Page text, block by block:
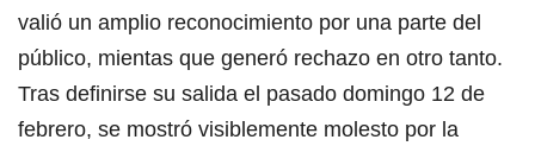
valió un amplio reconocimiento por una parte del
público, mientas que generó rechazo en otro tanto.
Tras definirse su salida el pasado domingo 12 de
febrero, se mostró visiblemente molesto por la